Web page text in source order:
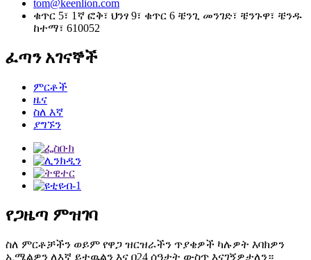
tom@keenlion.com
ቁጥር 5፣ 1ኛ ፎቅ፣ ህንፃ 9፣ ቁጥር 6 ቼንጊ መንገድ፣ ቼንጉዋ፣ ቼንዱ
ከተማ፣ 610052
ፈጣን አገናኞች
ምርቶች
ዜና
ስለ እኛ
ያግኙን
የጋዜጣ ምዝገባ
ስለ ምርቶቻችን ወይም የዋጋ ዝርዝራችን ጥያቄዎች ካሉዎት እባክዎን
ኢሜልዎን ለእኛ ይተዉልን እና በ24 ሰዓታት ውስጥ እናገኝዎታለን።